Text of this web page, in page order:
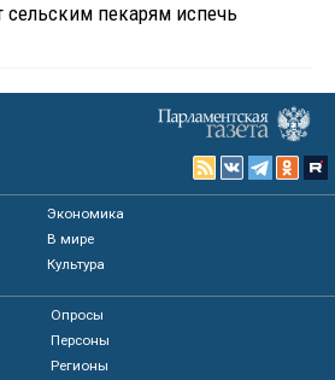
сельским пекарям испечь
Экономика
В мире
Культура
Опросы
Персоны
Регионы